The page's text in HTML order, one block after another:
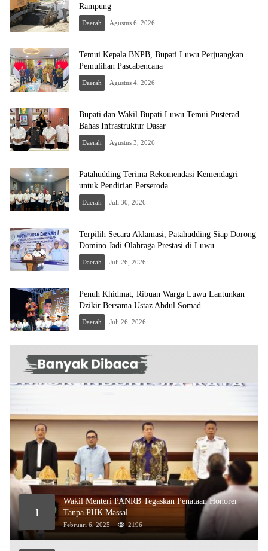
Rampung
Daerah Agustus 6, 2026
Temui Kepala BNPB, Bupati Luwu Perjuangkan
Pemulihan Pascabencana
Daerah Agustus 4, 2026
Bupati dan Wakil Bupati Luwu Temui Pusterad
Bahas Infrastruktur Dasar
Daerah Agustus 3, 2026
Patahudding Terima Rekomendasi Kemendagri
untuk Pendirian Perseroda
Daerah Juli 30, 2026
Terpilih Secara Aklamasi, Patahudding Siap Dorong
Domino Jadi Olahraga Prestasi di Luwu
Daerah Juli 26, 2026
Penuh Khidmat, Ribuan Warga Luwu Lantunkan
Dzikir Bersama Ustaz Abdul Somad
Daerah Juli 26, 2026
1
Wakil Menteri PANRB Tegaskan Penataan Honorer
Tanpa PHK Massal
Februari 6, 2025 2196